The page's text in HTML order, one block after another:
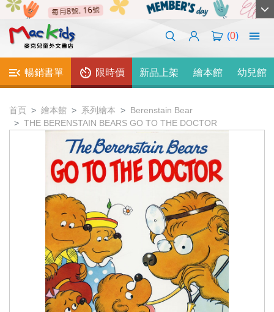
(0)
暢銷書單 限時價 新品上架 繪本館 幼兒館
首頁 繪本館 系列繪本
Berenstain Bear
THE BERENSTAIN BEARS GO TO THE DOCTOR